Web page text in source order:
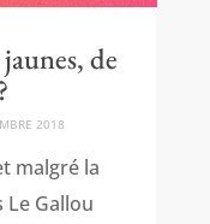
de
2018
malgré la
Le Gallou